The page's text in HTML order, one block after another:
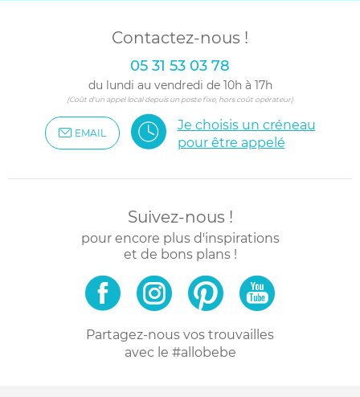
Contactez-nous !
05 31 53 03 78
du lundi au vendredi de 10h à 17h
(Coût d'un appel local depuis un poste fixe, hors coût opérateur)
EMAIL
Je choisis un créneau
pour être appelé
Suivez-nous !
pour encore plus d'inspirations
et de bons plans !
Partagez-nous vos trouvailles
avec le #allobebe